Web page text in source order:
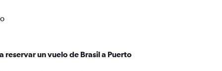
reservar un vuelo de Brasil a Puerto